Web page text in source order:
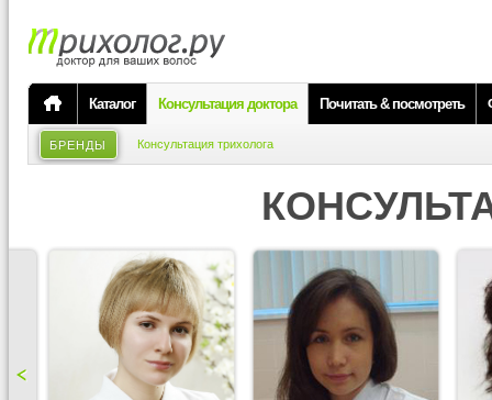
Каталог Консультация доктора Почитать & посмотреть
БРЕНДЫ Консультация трихолога